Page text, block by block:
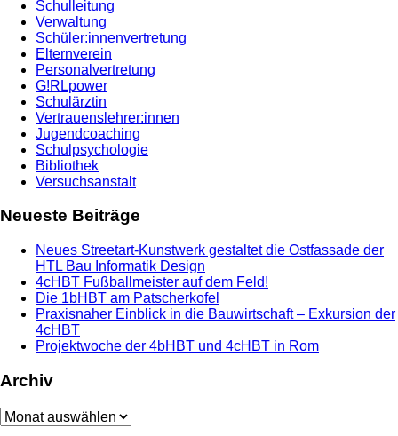
Schulleitung
Verwaltung
Schüler:innenvertretung
Elternverein
Personalvertretung
G!RLpower
Schulärztin
Vertrauenslehrer:innen
Jugendcoaching
Schulpsychologie
Bibliothek
Versuchsanstalt
Neueste Beiträge
Neues Streetart-Kunstwerk gestaltet die Ostfassade der
HTL Bau Informatik Design
4cHBT Fußballmeister auf dem Feld!
Die 1bHBT am Patscherkofel
Praxisnaher Einblick in die Bauwirtschaft – Exkursion der
4cHBT
Projektwoche der 4bHBT und 4cHBT in Rom
Archiv
Archiv